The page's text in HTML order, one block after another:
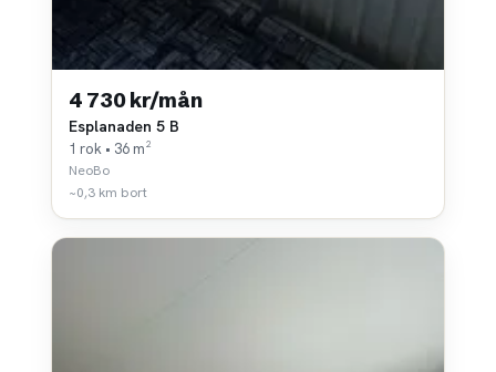
4 730 kr/mån
Esplanaden 5 B
1 rok • 36 m²
NeoBo
~0,3 km bort